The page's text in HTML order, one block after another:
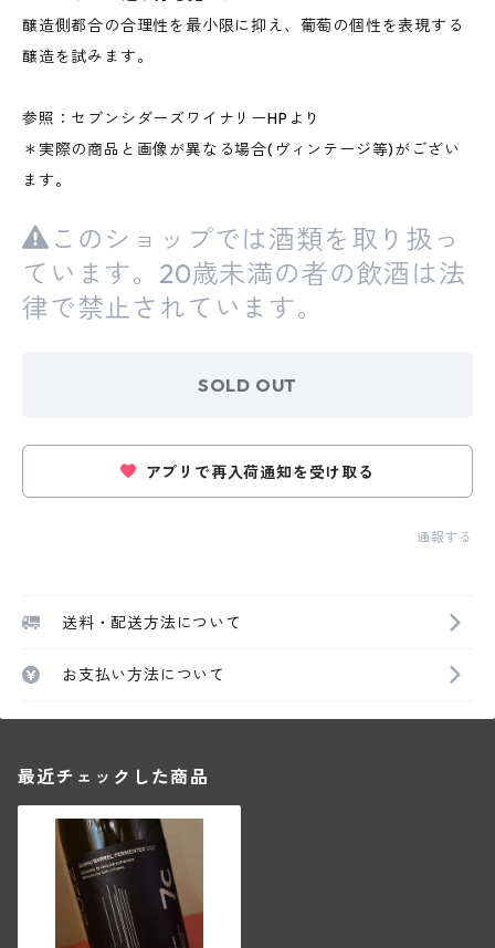
醸造側都合の合理性を最小限に抑え、葡萄の個性を表現する
醸造を試みます。
参照：セブンシダーズワイナリーHPより
＊実際の商品と画像が異なる場合(ヴィンテージ等)がござい
ます。
このショップでは酒類を取り扱っ
ています。20歳未満の者の飲酒は法
律で禁止されています。
SOLD OUT
アプリで再入荷通知を受け取る
通報する
送料・配送方法について
お支払い方法について
最近チェックした商品